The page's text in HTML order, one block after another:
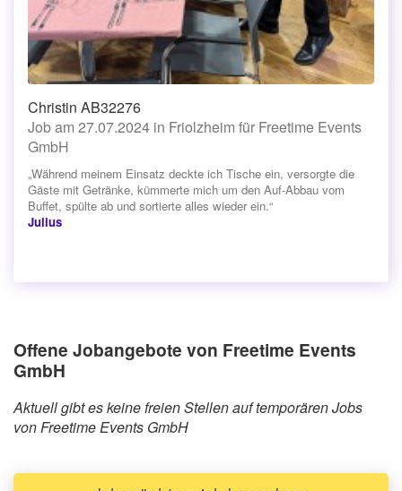
Christin AB32276
Job am 27.07.2024 in Friolzheim für Freetime Events
GmbH
„Während meinem Einsatz deckte ich Tische ein, versorgte die
Gäste mit Getränke, kümmerte mich um den Auf-Abbau vom
Buffet, spülte ab und sortierte alles wieder ein.“
Julius
Offene Jobangebote von Freetime Events
GmbH
Aktuell gibt es keine freien Stellen auf temporären Jobs
von Freetime Events GmbH